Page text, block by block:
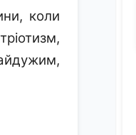
коли